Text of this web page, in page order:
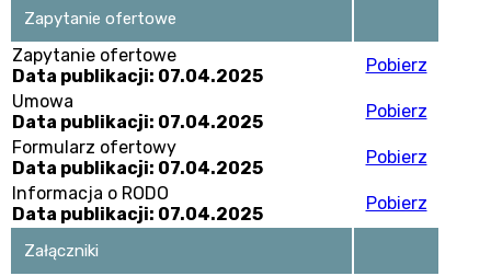
Zapytanie ofertowe
Zapytanie ofertowe
Data publikacji: 07.04.2025
Pobierz
Umowa
Data publikacji: 07.04.2025
Pobierz
Formularz ofertowy
Data publikacji: 07.04.2025
Pobierz
Informacja o RODO
Data publikacji: 07.04.2025
Pobierz
Załączniki